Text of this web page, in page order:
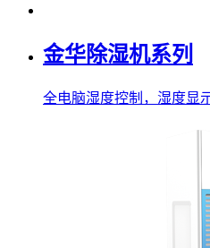
金华除湿机系列
全电脑湿度控制，湿度显